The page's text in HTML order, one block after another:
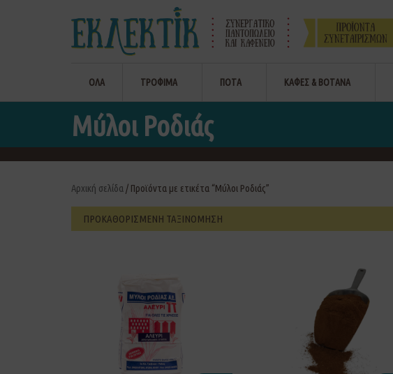
ΟΛΑ ΤΡΟΦΙΜΑ ΠΟΤΑ ΚΑΦΕΣ & ΒΟΤΑΝΑ
Μύλοι Ροδιάς
Αρχική σελίδα / Προϊόντα με ετικέτα “Μύλοι Ροδιάς”